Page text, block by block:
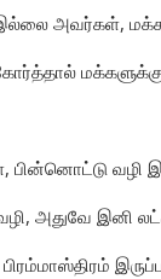
அவர்கள்,
மக்களுக்கு
பின்னொட்டு வழி
அதுவே இனி